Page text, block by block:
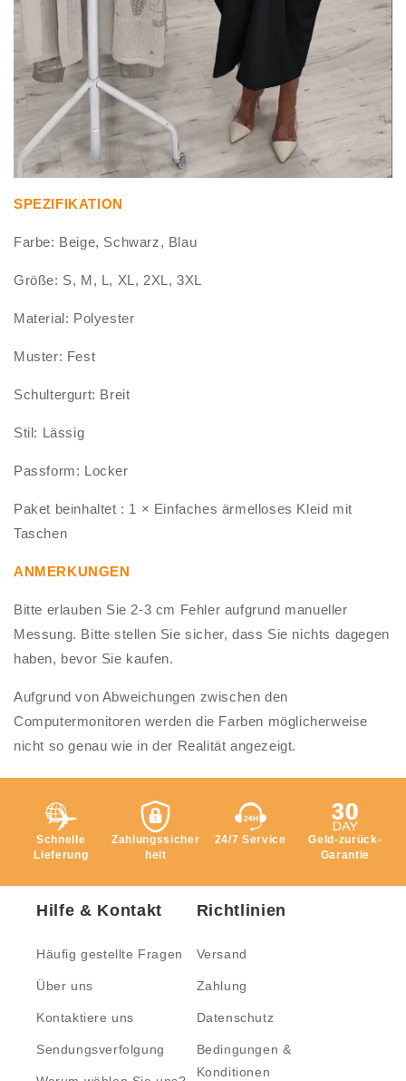
SPEZIFIKATION
Farbe: Beige, Schwarz, Blau
Größe: S, M, L, XL, 2XL, 3XL
Material: Polyester
Muster: Fest
Schultergurt: Breit
Stil: Lässig
Passform: Locker
Paket beinhaltet : 1 × Einfaches ärmelloses Kleid mit
Taschen
ANMERKUNGEN
Bitte erlauben Sie 2-3 cm Fehler aufgrund manueller
Messung. Bitte stellen Sie sicher, dass Sie nichts dagegen
haben, bevor Sie kaufen.
Aufgrund von Abweichungen zwischen den
Computermonitoren werden die Farben möglicherweise
nicht so genau wie in der Realität angezeigt.
Schnelle
Lieferung
Zahlungssicher
heit
24/7 Service
Geld-zurück-
Garantie
Hilfe & Kontakt
Häufig gestellte Fragen
Über uns
Kontaktiere uns
Sendungsverfolgung
Richtlinien
Versand
Zahlung
Datenschutz
Bedingungen &
Konditionen